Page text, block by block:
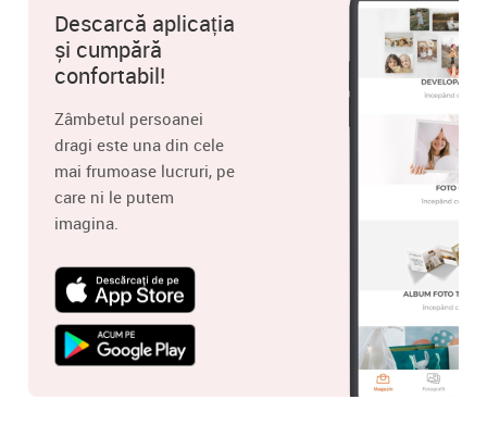
Descarcă aplicația
și cumpără
confortabil!
Zâmbetul persoanei
dragi este una din cele
mai frumoase lucruri, pe
care ni le putem
imagina.